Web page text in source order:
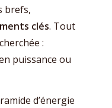
brefs,
clés. Tout
:
puissance ou
d’énergie